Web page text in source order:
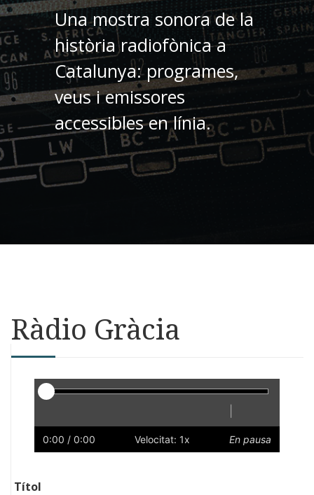
Una mostra sonora de la
història radiofònica a
Catalunya: programes,
veus i emissores
accessibles en línia.
Ràdio Gràcia
Reproductor
Lent
0:00 / 0:00 Velocitat: 1x En pausa
Títol